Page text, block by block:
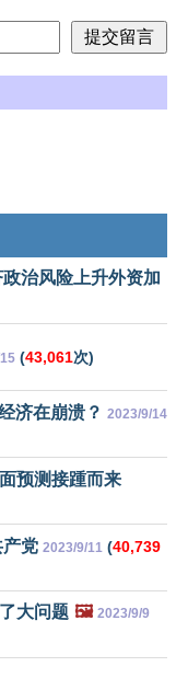
治风险上升外资加
(43,061次)
济在崩溃？ 2023/9/14
预测接踵而来
党 2023/9/11 (40,739
大问题 🖼️ 2023/9/9